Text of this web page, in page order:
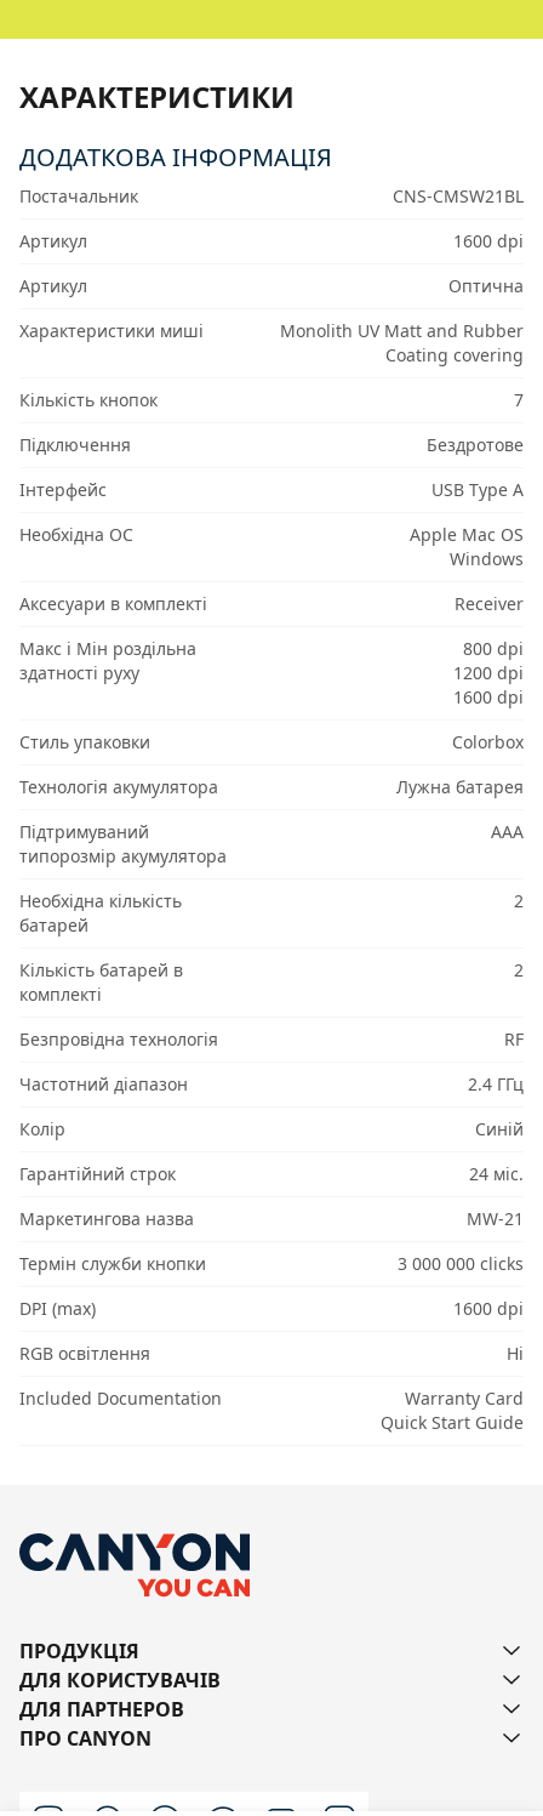
ХАРАКТЕРИСТИКИ
ДОДАТКОВА ІНФОРМАЦІЯ
Постачальник
CNS-CMSW21BL
Артикул
1600 dpi
Артикул
Оптична
Характеристики миші
Monolith UV Matt and Rubber
Coating covering
Кількість кнопок
7
Підключення
Бездротове
Інтерфейс
USB Type A
Необхідна ОС
Apple Mac OS
Windows
Аксесуари в комплекті
Receiver
Макс і Мін роздільна
здатності руху
800 dpi
1200 dpi
1600 dpi
Стиль упаковки
Colorbox
Технологія акумулятора
Лужна батарея
Підтримуваний
типорозмір акумулятора
AAA
Необхідна кількість
батарей
2
Кількість батарей в
комплекті
2
Безпровідна технологія
RF
Частотний діапазон
2.4 ГГц
Колір
Синій
Гарантійний строк
24 міс.
Маркетингова назва
MW-21
Термін служби кнопки
3 000 000 clicks
DPI (max)
1600 dpi
RGB освітлення
Ні
Included Documentation
Warranty Card
Quick Start Guide
ПРОДУКЦІЯ
ДЛЯ КОРИСТУВАЧІВ
ДЛЯ ПАРТНЕРОВ
ПРО CANYON